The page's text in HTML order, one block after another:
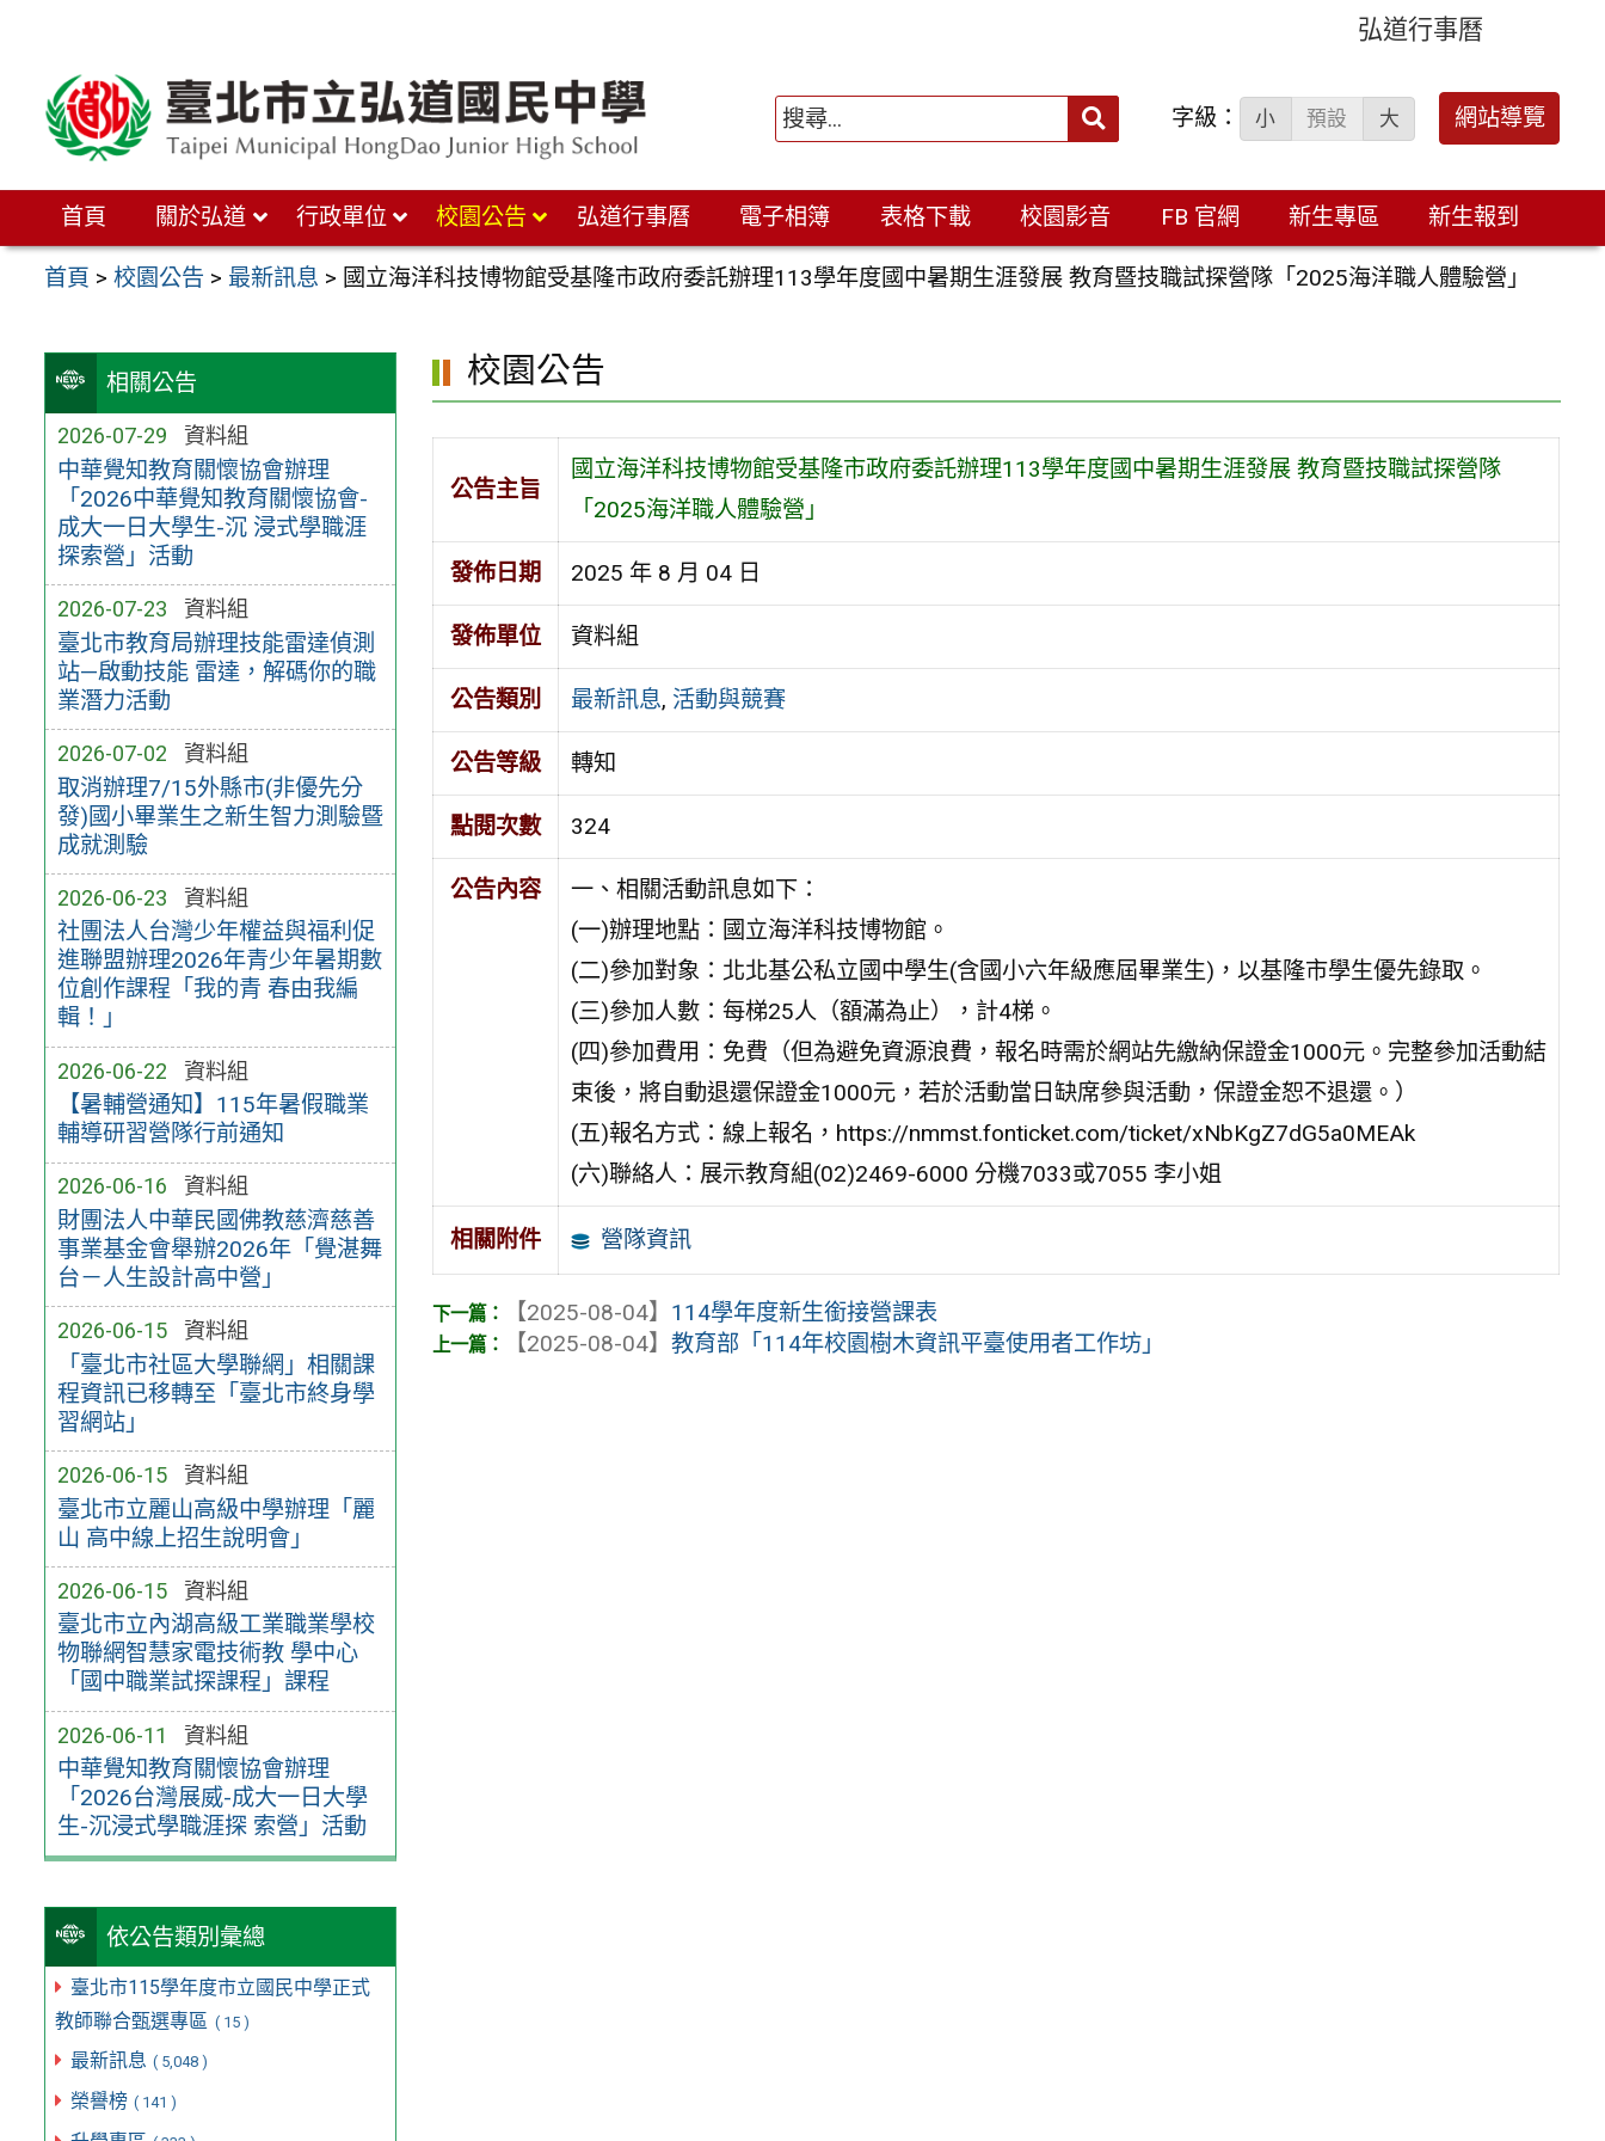
弘道行事曆
搜
字級： 小 預設 大 網站導覽
首頁 關於弘道 行政單位 校園公告 弘道行事曆 電子相簿 表格下載 校園影音 FB 官網 新生專區 新生報到
首頁 >校園公告 > 最新訊息 > 國立海洋科技博物館受基隆市政府委託辦理113學年度國中暑期生涯發展 教育暨技職試探營隊「2025海洋職人體驗營」
相關公告
2026-07-29 資料組
中華覺知教育關懷協會辦理
「2026中華覺知教育關懷協會-
成大一日大學生-沉 浸式學職涯
探索營」活動
2026-07-23 資料組
臺北市教育局辦理技能雷達偵測
站—啟動技能 雷達，解碼你的職
業潛力活動
2026-07-02 資料組
取消辦理7/15外縣市(非優先分
發)國小畢業生之新生智力測驗暨
成就測驗
2026-06-23 資料組
社團法人台灣少年權益與福利促
進聯盟辦理2026年青少年暑期數
位創作課程「我的青 春由我編
輯！」
2026-06-22 資料組
【暑輔營通知】115年暑假職業
輔導研習營隊行前通知
2026-06-16 資料組
財團法人中華民國佛教慈濟慈善
事業基金會舉辦2026年「覺湛舞
台－人生設計高中營」
2026-06-15 資料組
「臺北市社區大學聯網」相關課
程資訊已移轉至「臺北市終身學
習網站」
2026-06-15 資料組
臺北市立麗山高級中學辦理「麗
山 高中線上招生說明會」
2026-06-15 資料組
臺北市立內湖高級工業職業學校
物聯網智慧家電技術教 學中心
「國中職業試探課程」課程
2026-06-11 資料組
中華覺知教育關懷協會辦理
「2026台灣展威-成大一日大學
生-沉浸式學職涯探 索營」活動
依公告類別彙總
臺北市115學年度市立國民中學正式
教師聯合甄選專區 ( 15 )
最新訊息 ( 5,048 )
榮譽榜 ( 141 )
校園公告
公告主旨
國立海洋科技博物館受基隆市政府委託辦理113學年度國中暑期生涯發展 教育暨技職試探營隊
「2025海洋職人體驗營」
發佈日期 2025 年 8 月 04 日
發佈單位 資料組
公告類別 最新訊息, 活動與競賽
公告等級 轉知
點閱次數 324
公告內容
一、相關活動訊息如下：
(一)辦理地點：國立海洋科技博物館。
(二)參加對象：北北基公私立國中學生(含國小六年級應屆畢業生)，以基隆市學生優先錄取。
(三)參加人數：每梯25人（額滿為止），計4梯。
(四)參加費用：免費（但為避免資源浪費，報名時需於網站先繳納保證金1000元。完整參加活動結
束後，將自動退還保證金1000元，若於活動當日缺席參與活動，保證金恕不退還。）
(五)報名方式：線上報名，https://nmmst.fonticket.com/ticket/xNbKgZ7dG5a0MEAk
(六)聯絡人：展示教育組(02)2469-6000 分機7033或7055 李小姐
相關附件 營隊資訊
【2025-08-04】 114學年度新生銜接營課表
【2025-08-04】教育部「114年校園樹木資訊平臺使用者工作坊」